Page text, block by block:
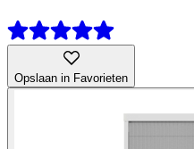
Opslaan in Favorieten